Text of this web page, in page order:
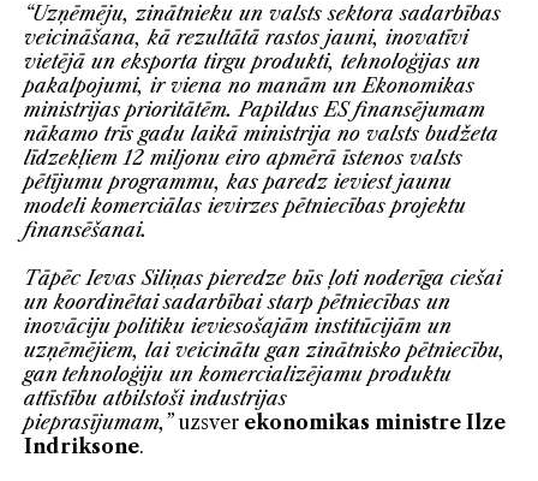
“Uzņēmēju, zinātnieku un valsts sektora sadarbības
veicināšana, kā rezultātā rastos jauni, inovatīvi
vietējā un eksporta tirgu produkti, tehnoloģijas un
pakalpojumi, ir viena no manām un Ekonomikas
ministrijas prioritātēm.Papildus ES finansējumam
nākamo trīs gadu laikā ministrija no valsts budžeta
līdzekļiem 12 miljonu eiro apmērā īstenos valsts
pētījumu programmu, kas paredz ieviest jaunu
modeli komerciālas ievirzes pētniecības projektu
finansēšanai.
Tāpēc Ievas Siliņas pieredze būs ļoti noderīga ciešai
un koordinētai sadarbībaistarp pētniecības un
inovāciju politiku ieviesošajām institūcijām un
uzņēmējiem, lai veicinātu gan zinātnisko pētniecību,
gan tehnoloģiju un komercializējamu produktu
attīstību atbilstoši industrijas
pieprasījumam, ” uzsver ekonomikas ministre Ilze
Indriksone.